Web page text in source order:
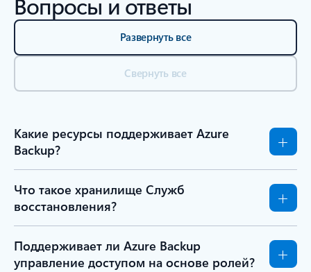
Развернуть все
Свернуть все
Какие ресурсы поддерживает Azure
Backup?
Что такое хранилище Служб
восстановления?
Поддерживает ли Azure Backup
управление доступом на основе ролей?